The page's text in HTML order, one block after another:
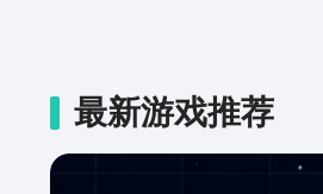
最新游戏推荐